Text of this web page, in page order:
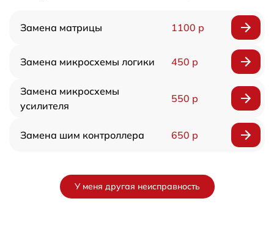
Замена матрицы 1100 р
Замена микросхемы логики 450 р
Замена микросхемы
усилителя
550 р
Замена шим контроллера 650 р
У меня другая неисправность